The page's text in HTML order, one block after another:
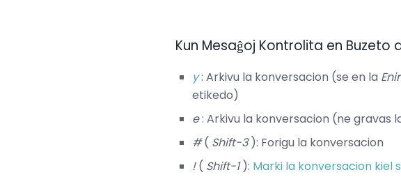
Kun Mesaĝoj Kontrolita en Buzeto
y: Arkivu la konversacion (se en la
etikedo)
e: Arkivu la konversacion (ne gravas
#( Shift-3): Forigu la konversacion
!( Shift-1): Marki la konversacion kiel